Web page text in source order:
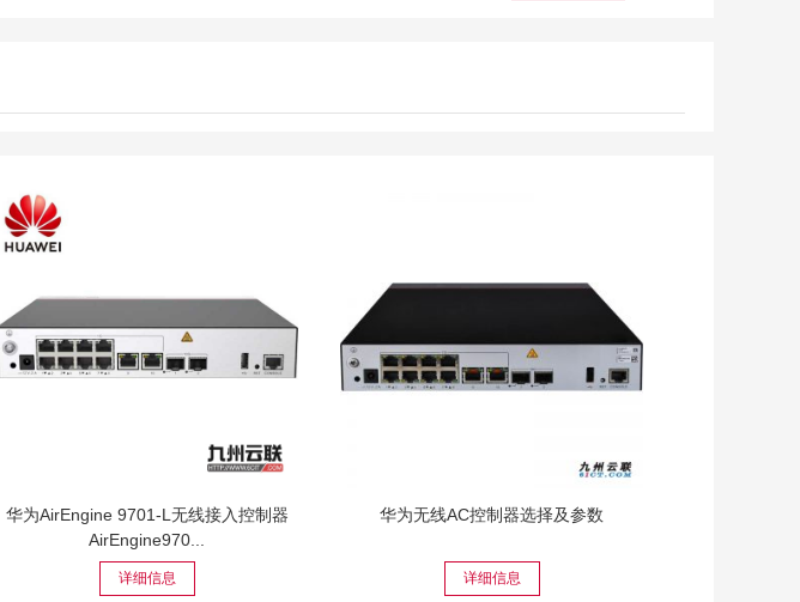
华为AirEngine 9701-L无线接入控制器
AirEngine970...
详细信息
华为无线AC控制器选择及参数
详细信息